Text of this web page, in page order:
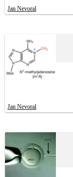
Jan Nevoral
Jan Nevoral